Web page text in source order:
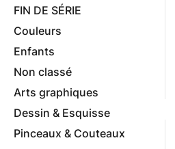
FIN DE SÉRIE
Couleurs
Enfants
Non classé
Arts graphiques
Dessin & Esquisse
Pinceaux & Couteaux